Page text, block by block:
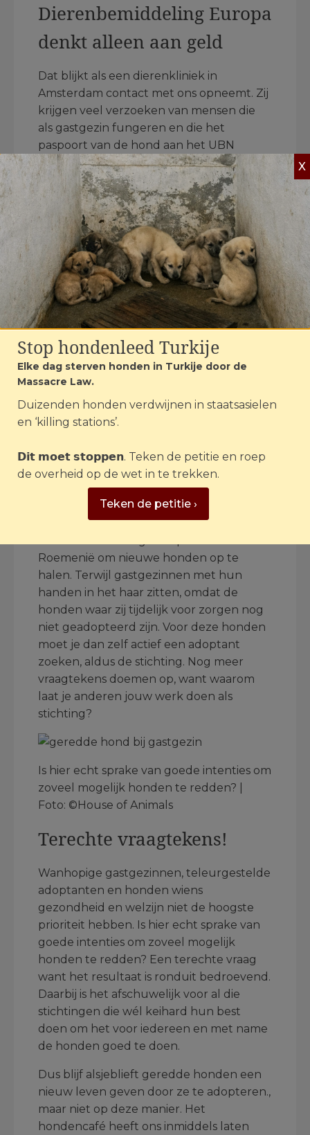
Dierenbemiddeling Europa
denkt alleen aan geld
Dat blijkt als een dierenkliniek in
Amsterdam contact met ons opneemt. Zij
krijgen veel verzoeken van mensen die
als gastgezin fungeren en die het
paspoort van de hond aan het UBN
nummer willen koppelen. Daar hoort ook
een gezondheidscheck door de
dierenarts bij. Maar ook al is dit een
wettelijke verplichting, de stichting geeft
aan het niet te willen, want ‘dat kost geld’.
Dan worden we gebeld door een
dierenambulance. Of we met spoed een
oplossing weten voor een hond in een
gastgezin, die agressief gedrag vertoont.
De hond is er pas een paar dagen, maar
stichting Dierenbemiddeling Europa
geeft geen thuis.
Geen dankbaarheid voor goede zorg,
©House of Animals
Handen in het haar
Ondertussen is de oprichter van
Roemenië om nieuwe honden op te
halen. Terwijl gastgezinnen met hun
handen in het haar zitten, omdat de
honden waar zij tijdelijk voor zorgen nog
niet geadopteerd zijn. Voor deze honden
moet je dan zelf actief een adoptant
zoeken, aldus de stichting. Nog meer
vraagtekens doemen op, want waarom
laat je anderen jouw werk doen als
stichting?
Is hier echt sprake van goede intenties om
zoveel mogelijk honden te redden? |
Foto: ©House of Animals
Terechte vraagtekens!
Wanhopige gastgezinnen, teleurgestelde
adoptanten en honden wiens
gezondheid en welzijn niet de hoogste
prioriteit hebben. Is hier echt sprake van
goede intenties om zoveel mogelijk
honden te redden? Een terechte vraag
want het resultaat is ronduit bedroevend.
Daarbij is het afschuwelijk voor al die
stichtingen die wél keihard hun best
doen om het voor iedereen en met name
de honden goed te doen.
Dus blijf alsjeblieft geredde honden een
nieuw leven geven door ze te adopteren.,
maar niet op deze manier. Het
hondencafé heeft ons inmiddels laten
Stop hondenleed Turkije
Elke dag sterven honden in Turkije door de
Massacre Law.
Duizenden honden verdwijnen in staatsasielen
en ‘killing stations’.
𝗗𝗶𝘁 𝗺𝗼𝗲𝘁 𝘀𝘁𝗼𝗽𝗽𝗲𝗻. Teken de petitie en roep
de overheid op de wet in te trekken.
Teken de petitie ›
X